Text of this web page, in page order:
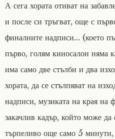
А сега хората отиват на
и после си тръгват, още с
финалните надписи… (което
първо, голям киносалон няма
има само две стълби и два
хората, да се стълпяват на
надписи, музиката на края на
закачлив кадър, който може
търпеливо още само 5